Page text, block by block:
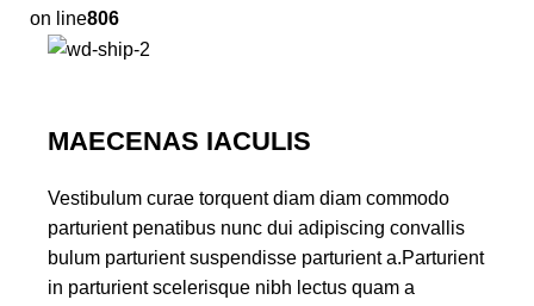
on line806
MAECENAS IACULIS
Vestibulum curae torquent diam diam commodo
parturient penatibus nunc dui adipiscing convallis
bulum parturient suspendisse parturient a.Parturient
in parturient scelerisque nibh lectus quam a